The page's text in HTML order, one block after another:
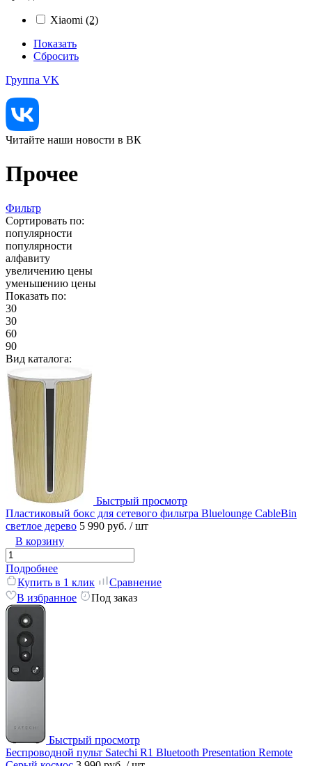
Xiaomi (2)
Показать
Сбросить
Группа VK
Читайте наши новости в ВК
Прочее
Фильтр
Сортировать по:
популярности
популярности
алфавиту
увеличению цены
уменьшению цены
Показать по:
30
30
60
90
Вид каталога:
Быстрый просмотр
Пластиковый бокс для сетевого фильтра Bluelounge CableBin
светлое дерево 5 990 руб. / шт
В корзину
Подробнее
Купить в 1 клик
Сравнение
В избранное
Под заказ
Быстрый просмотр
Беспроводной пульт Satechi R1 Bluetooth Presentation Remote